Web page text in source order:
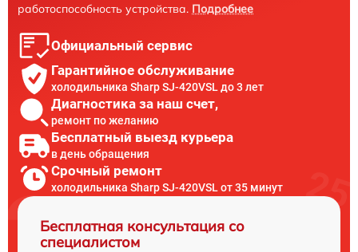
работоспособность устройства. Подробнее
Официальный сервис
Гарантийное обслуживание
холодильника Sharp SJ-420VSL до 3 лет
Диагностика за наш счет,
ремонт по желанию
Бесплатный выезд курьера
в день обращения
Срочный ремонт
холодильника Sharp SJ-420VSL от 35 минут
Бесплатная консультация со
специалистом